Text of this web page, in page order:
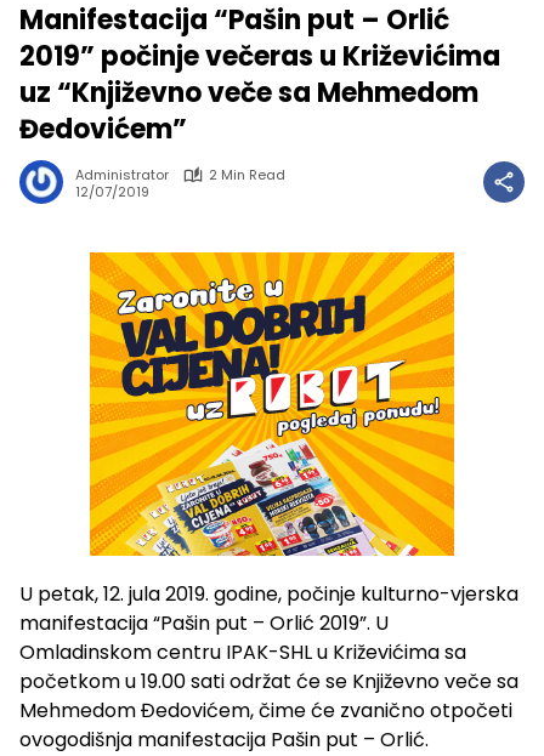
Manifestacija “Pašin put – Orlić
2019” počinje večeras u Križevićima
uz “Književno veče sa Mehmedom
Đedovićem”
Administrator
2 Min Read
12/07/2019
U petak, 12. jula 2019. godine, počinje kulturno-vjerska
manifestacija “Pašin put – Orlić 2019”. U
Omladinskom centru IPAK-SHL u Križevićima sa
početkom u 19.00 sati održat će se Književno veče sa
Mehmedom Đedovićem, čime će zvanično otpočeti
ovogodišnja manifestacija Pašin put – Orlić.